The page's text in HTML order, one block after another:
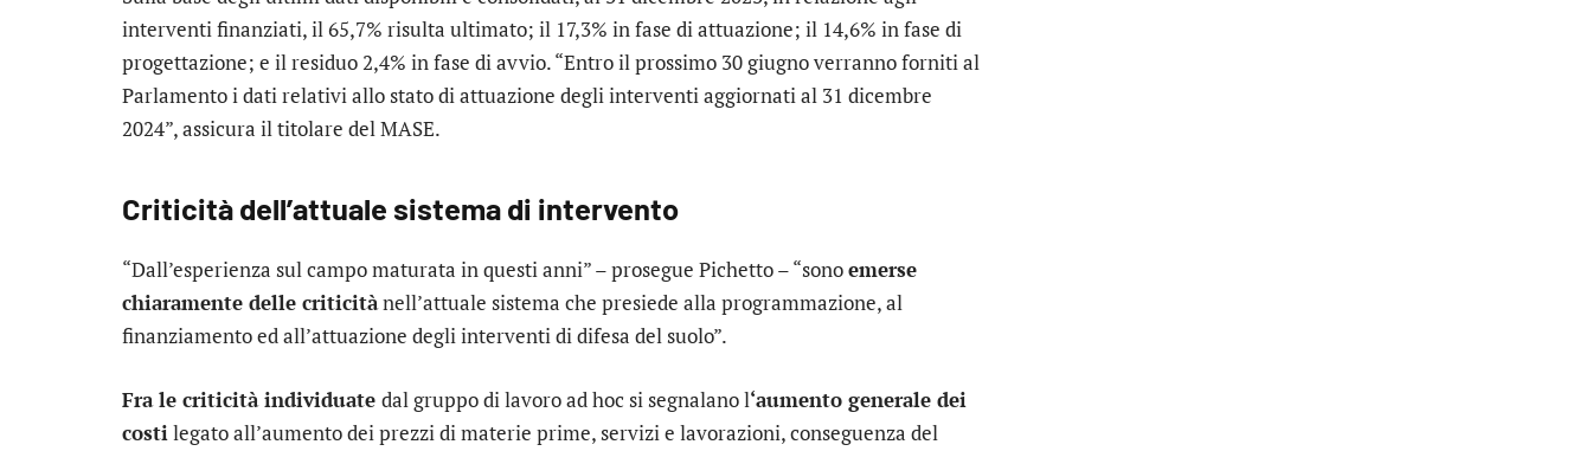
interventi finanziati, il 65,7% risulta ultimato; il 17,3% in fase di attuazione; il 14,6% in fase di
progettazione; e il residuo 2,4% in fase di avvio. “Entro il prossimo 30 giugno verranno forniti al
Parlamento i dati relativi allo stato di attuazione degli interventi aggiornati al 31 dicembre
2024”, assicura il titolare del MASE.
Criticità dell’attuale sistema di intervento
“Dall’esperienza sul campo maturata in questi anni” – prosegue Pichetto – “sonoemerse
chiaramente delle criticitànell’attuale sistema che presiede alla programmazione, al
finanziamento ed all’attuazione degli interventi di difesa del suolo”.
Fra le criticità individuate dal gruppo di lavoro ad hoc si segnalano l‘aumento generale dei
costilegato all’aumento dei prezzi di materie prime, servizi e lavorazioni, conseguenza del